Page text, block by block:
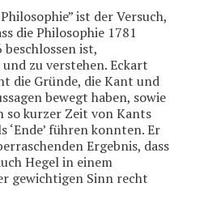
ist der Versuch,
die Philosophie 1781
ist,
zu verstehen. Eckart
die Gründe, die Kant und
bewegt haben, sowie
so kurzer Zeit von Kants
‘Ende’ führen konnten. Er
Ergebnis, dass
Hegel in einem
gewichtigen Sinn recht